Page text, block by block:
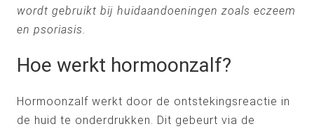
wordt gebruikt bij huidaandoeningen zoals eczeem
en psoriasis.
Hoe werkt hormoonzalf?
Hormoonzalf werkt door de ontstekingsreactie in
de huid te onderdrukken. Dit gebeurt via de